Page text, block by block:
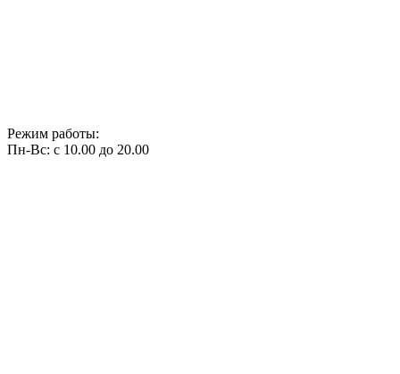
Режим работы:
Пн-Вс: с 10.00 до 20.00